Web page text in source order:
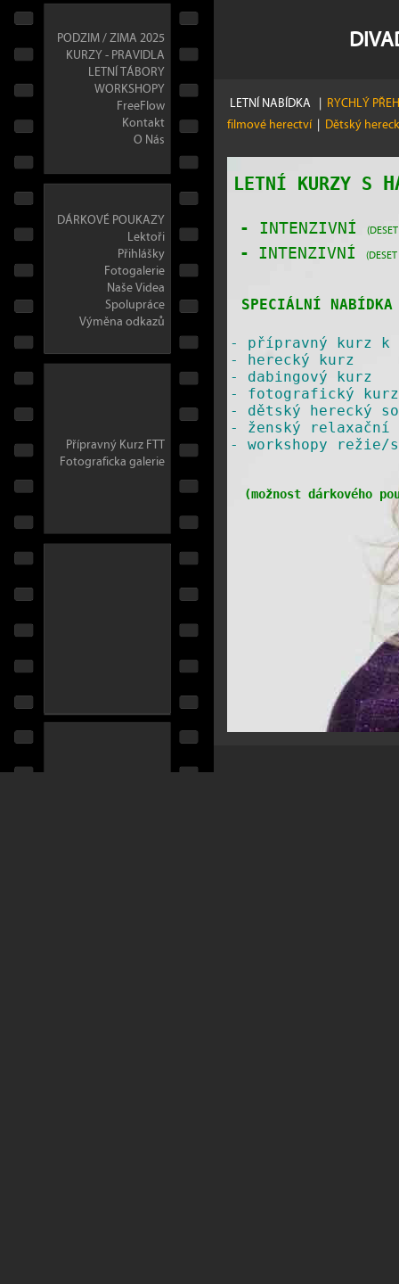
PODZIM / ZIMA 2025
KURZY - PRAVIDLA
LETNÍ TÁBORY
WORKSHOPY
FreeFlow
Kontakt
O Nás
DÁRKOVÉ POUKAZY
Lektoři
Přihlášky
Fotogalerie
Naše Videa
Spolupráce
Výměna odkazů
Přípravný Kurz FTT
Fotograficka galerie
LETNÍ NABÍDKA | RYCHLÝ
filmové herectví | Dětský
LETNÍ KURZY S
- INTENZIVNÍ
-
INTENZIVNÍ
SPECIÁLNÍ
- přípravný kurz k
- herecký kurz
- dabingový kurz
- fotografický kurz
- dětský herecký
- ženský relaxační
​- workshopy
(možnost dárkového